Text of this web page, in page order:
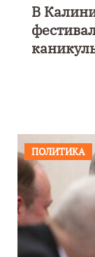
В
ПОЛИТИКА